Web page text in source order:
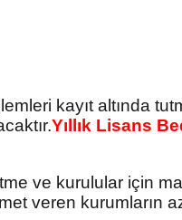
kayıt altında
Yıllık Lisans
ve kurulular için
veren kurumların